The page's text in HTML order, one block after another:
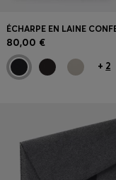
80,00 €
+ 2